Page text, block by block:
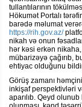
tullantılarının
Hökumət Portalı
barədə məlumat
https://rih.gov.az/
nikah və onun
hər kəsi erkən
mübarizəyə çağırıb,
ehtiyac olduğunu
Görüş zamanı
inkişaf perspektivləri
aparılıb. Qeyd